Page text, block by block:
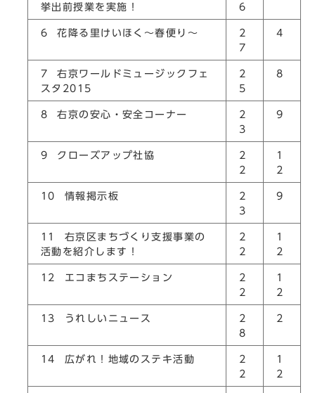
挙出前授業を実施！
6
6 花降る里けいほく～春便り～
2
7
4
7 右京ワールドミュージックフェ
スタ2015
2
5
8
8 右京の安心・安全コーナー
2
3
9
9 クローズアップ社協
2
2
1
2
10 情報掲示板
2
3
9
11 右京区まちづくり支援事業の
活動を紹介します！
2
2
1
2
12 エコまちステーション
2
2
1
2
13 うれしいニュース
2
8
2
14 広がれ！地域のステキ活動
2
2
1
2